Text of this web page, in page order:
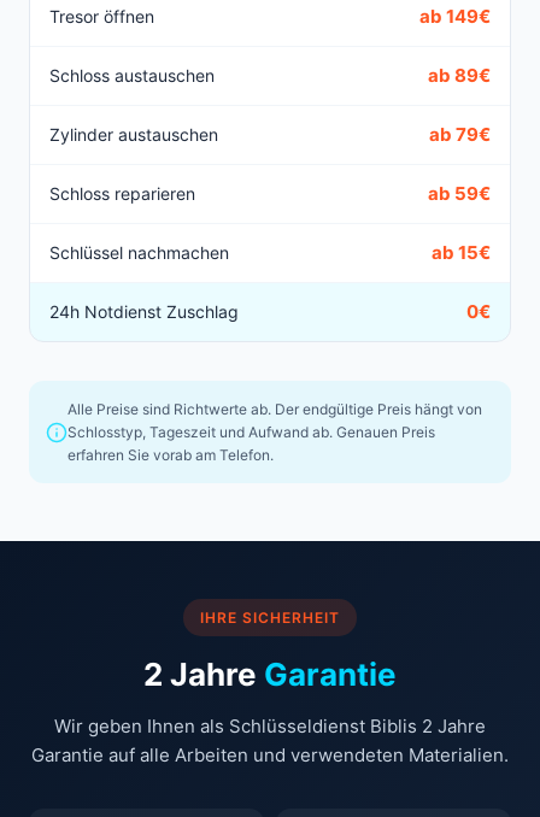
Tresor öffnen ab 149€
Schloss austauschen ab 89€
Zylinder austauschen ab 79€
Schloss reparieren ab 59€
Schlüssel nachmachen ab 15€
24h Notdienst Zuschlag 0€
Alle Preise sind Richtwerte ab. Der endgültige Preis hängt von
Schlosstyp, Tageszeit und Aufwand ab. Genauen Preis
erfahren Sie vorab am Telefon.
IHRE SICHERHEIT
2 Jahre Garantie
Wir geben Ihnen als Schlüsseldienst Biblis 2 Jahre
Garantie auf alle Arbeiten und verwendeten Materialien.